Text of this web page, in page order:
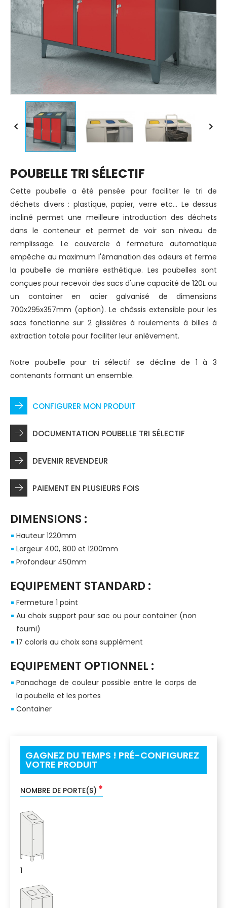
 
POUBELLE TRI SÉLECTIF
Cette poubelle a été pensée pour faciliter le tri de
déchets divers : plastique, papier, verre etc... Le dessus
incliné permet une meilleure introduction des déchets
dans le conteneur et permet de voir son niveau de
remplissage. Le couvercle à fermeture automatique
empêche au maximum l'émanation des odeurs et ferme
la poubelle de manière esthétique. Les poubelles sont
conçues pour recevoir des sacs d'une capacité de 120L ou
un container en acier galvanisé de dimensions
700x295x357mm (option). Le châssis extensible pour les
sacs fonctionne sur 2 glissières à roulements à billes à
extraction totale pour faciliter leur enlèvement.
Notre poubelle pour tri sélectif se décline de 1 à 3
contenants formant un ensemble.
CONFIGURER MON PRODUIT
DOCUMENTATION POUBELLE TRI SÉLECTIF
DEVENIR REVENDEUR
PAIEMENT EN PLUSIEURS FOIS
DIMENSIONS :
Hauteur 1220mm
Largeur 400, 800 et 1200mm
Profondeur 450mm
EQUIPEMENT STANDARD :
Fermeture 1 point
Au choix support pour sac ou pour container (non
fourni)
17 coloris au choix sans supplément
EQUIPEMENT OPTIONNEL :
Panachage de couleur possible entre le corps de
la poubelle et les portes
Container
GAGNEZ DU TEMPS ! PRÉ-CONFIGUREZ
VOTRE PRODUIT
NOMBRE DE PORTE(S) *
1